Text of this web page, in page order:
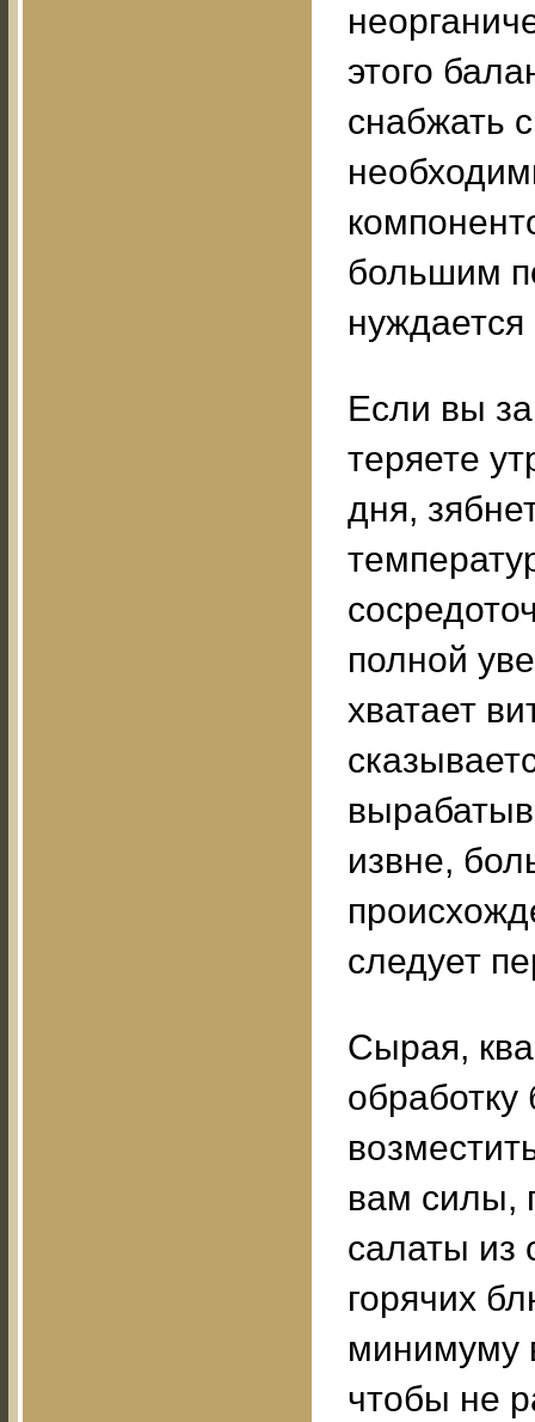
этого
снабжать
большим
нуждается
Если вы
теряете
дня,
полной
хватает
извне,
следует
Сырая,
обработку
вам силы,
салаты из
горячих
минимуму
чтобы не